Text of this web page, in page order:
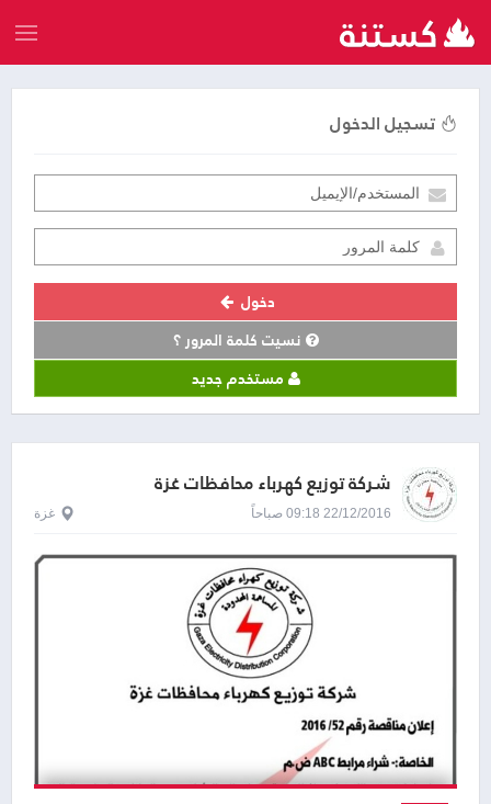
تسجيل الدخول
دخول
نسيت كلمة المرور ؟
مستخدم جديد
شركة توزيع كهرباء محافظات غزة
22/12/2016 09:18 صباحاً غزة